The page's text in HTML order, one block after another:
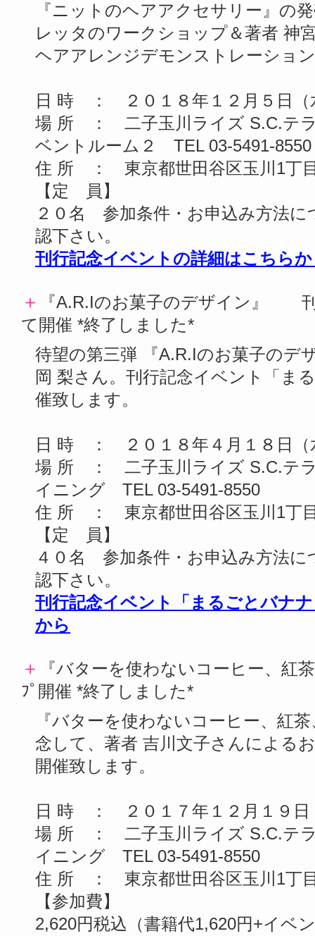
『ニットのヘアアクセサリー』の
レッタのワークショップ＆著者 神
ヘアアレンジデモンストレーショ
日 時 ： ２０１８年１２月５日（
場 所 ： 二子玉川ライズ S.C.テ
ベントルーム２ TEL 03-5491-8550
住 所 ： 東京都世田谷区玉川1丁
【定 員】
２０名 参加条件・お申込み方法に
認下さい。
刊行記念イベントの詳細はこちら
＋
『A.R.Iのお菓子のデザイン』
て開催 *終了しました*
待望の第三弾 『A.R.Iのお菓子のデ
岡 梨さん。刊行記念イベント「ま
催致します。
日 時 ： ２０１８年４月１８日（
場 所 ： 二子玉川ライズ S.C.テ
イニング TEL 03-5491-8550
住 所 ： 東京都世田谷区玉川1丁
【定 員】
４０名 参加条件・お申込み方法に
認下さい。
刊行記念イベント「まるごとバナ
から
＋
『バターを使わないコーヒー、
ﾌﾟ開催 *終了しました*
『バターを使わないコーヒー、紅
念して、著者 吉川文子さんによる
開催致します。
日 時 ： ２０１７年１２月１９日
場 所 ： 二子玉川ライズ S.C.テ
イニング TEL 03-5491-8550
住 所 ： 東京都世田谷区玉川1丁
【参加費】
2,620円税込（書籍代1,620円+イベ